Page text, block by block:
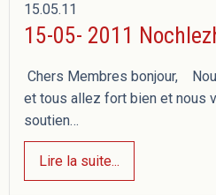
15.05.11
15-05- 2011
Chers Membres bonjour,
et tous allez fort bien et nous
soutien…
Lire la suite...